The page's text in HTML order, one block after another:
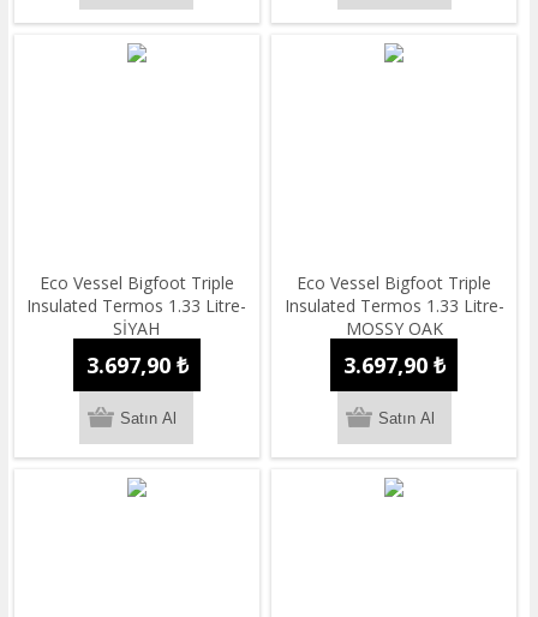
Eco Vessel Bigfoot Triple
Insulated Termos 1.33 Litre-
SİYAH
3.697,90 ₺
Eco Vessel Bigfoot Triple
Insulated Termos 1.33 Litre-
MOSSY OAK
3.697,90 ₺